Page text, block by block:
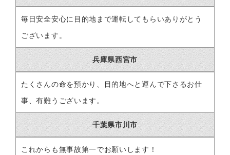
毎日安全安心に目的地まで運転してもらいありがとう
ございます。
兵庫県西宮市
たくさんの命を預かり、目的地へと運んで下さるお仕
事、有難うございます。
千葉県市川市
これからも無事故第一でお願いします！